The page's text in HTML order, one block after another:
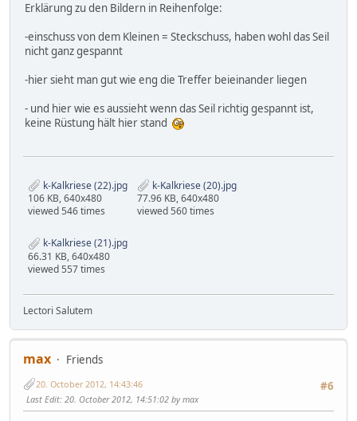
Erklärung zu den Bildern in Reihenfolge:
-einschuss von dem Kleinen = Steckschuss, haben wohl das Seil
nicht ganz gespannt
-hier sieht man gut wie eng die Treffer beieinander liegen
- und hier wie es aussieht wenn das Seil richtig gespannt ist,
keine Rüstung hält hier stand
k-Kalkriese (22).jpg
106 KB, 640x480
viewed 546 times
k-Kalkriese (20).jpg
77.96 KB, 640x480
viewed 560 times
k-Kalkriese (21).jpg
66.31 KB, 640x480
viewed 557 times
Lectori Salutem
max
Friends
#6
20. October 2012, 14:43:46
Last Edit: 20. October 2012, 14:51:02 by max